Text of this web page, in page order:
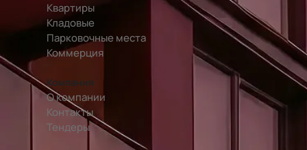
Квартиры
Кладовые
Парковочные места
Коммерция
Компания
О компании
Контакты
Тендеры